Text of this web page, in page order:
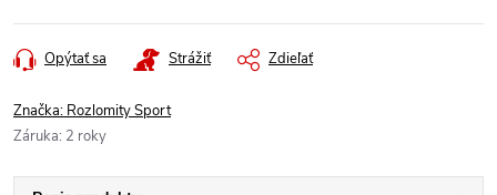
Opýtať sa Strážiť Zdieľať
Značka: Rozlomity Sport
Záruka: 2 roky